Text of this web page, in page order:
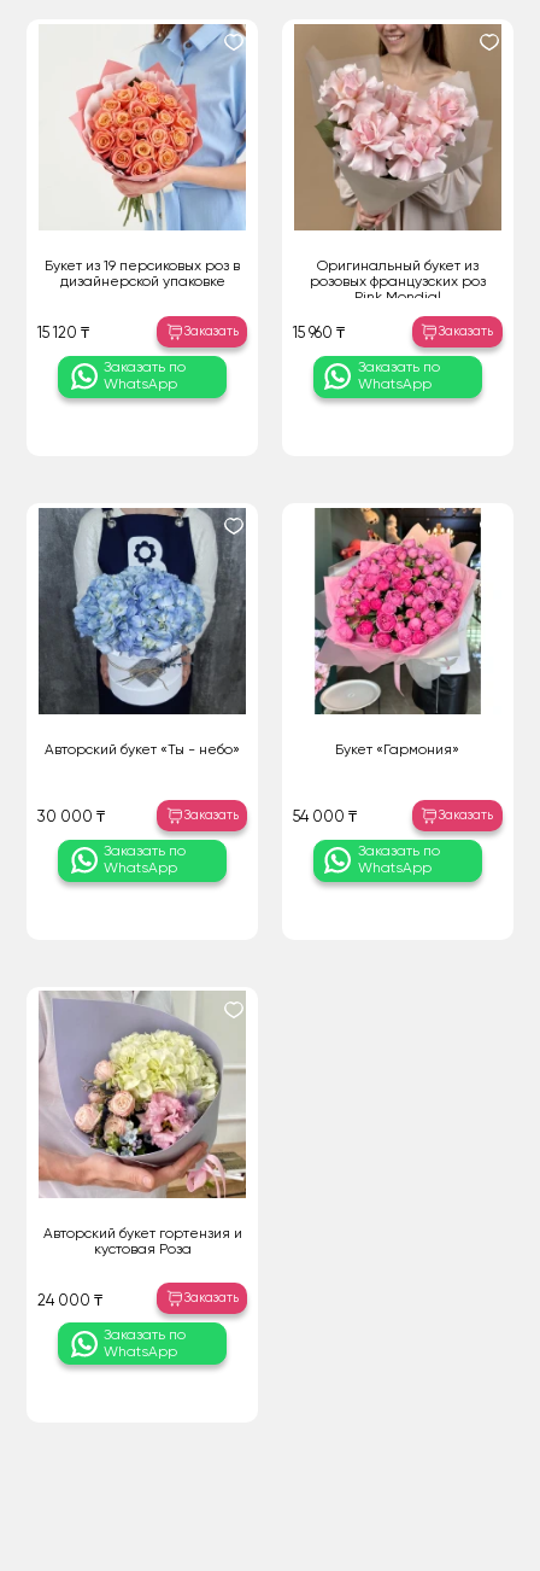
Букет из 19 персиковых роз в
дизайнерской упаковке
15 120 ₸ Заказать
Заказать по
WhatsApp
Оригинальный букет из
розовых французских роз
Pink Mondial
15 960 ₸ Заказать
Заказать по
WhatsApp
Авторский букет «Ты - небо»
30 000 ₸ Заказать
Заказать по
WhatsApp
Букет «Гармония»
54 000 ₸ Заказать
Заказать по
WhatsApp
Авторский букет гортензия и
кустовая Роза
24 000 ₸ Заказать
Заказать по
WhatsApp